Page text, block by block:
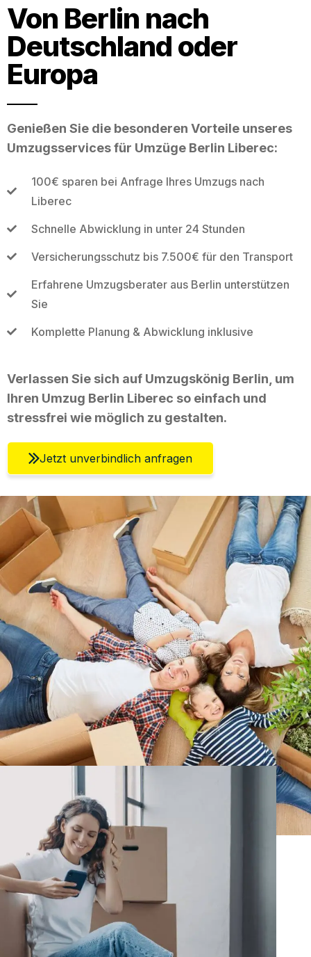
Von Berlin nach
Deutschland oder
Europa
Genießen Sie die besonderen Vorteile unseres
Umzugsservices für Umzüge Berlin Liberec:
100€ sparen bei Anfrage Ihres Umzugs nach
Liberec
Schnelle Abwicklung in unter 24 Stunden
Versicherungsschutz bis 7.500€ für den Transport
Erfahrene Umzugsberater aus Berlin unterstützen
Sie
Komplette Planung & Abwicklung inklusive
Verlassen Sie sich auf Umzugskönig Berlin, um
Ihren Umzug Berlin Liberec so einfach und
stressfrei wie möglich zu gestalten.
Jetzt unverbindlich anfragen